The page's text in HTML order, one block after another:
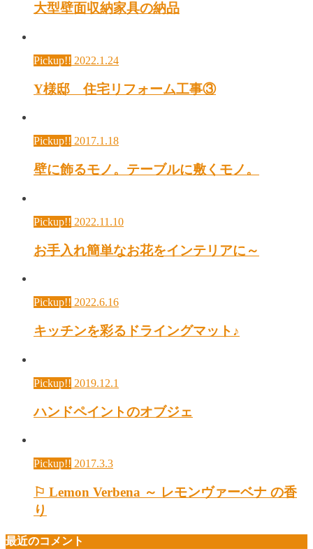
大型壁面収納家具の納品
Pickup!! 2022.1.24
Y様邸 住宅リフォーム工事③
Pickup!! 2017.1.18
壁に飾るモノ。テーブルに敷くモノ。
Pickup!! 2022.11.10
お手入れ簡単なお花をインテリアに～
Pickup!! 2022.6.16
キッチンを彩るドライングマット♪
Pickup!! 2019.12.1
ハンドペイントのオブジェ
Pickup!! 2017.3.3
⚐ Lemon Verbena ～ レモンヴァーベナ の香
り
最近のコメント